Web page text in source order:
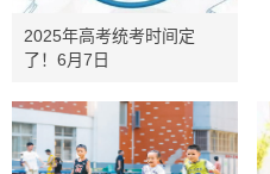
2025年高考统考时间定
了！6月7日